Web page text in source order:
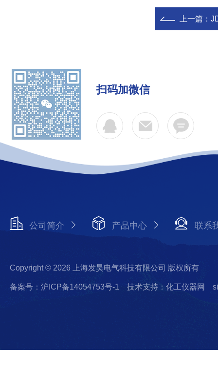
上一篇：
扫码加微信
公司简介 产品中心 联系
Copyright © 2026 上海发昊电气科技有限公司 版权所有
备案号：沪ICP备14054753号-1 技术支持：化工仪器网